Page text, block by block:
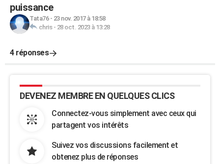
puissance
Tata76- 23 nov. 2017 à 18:58
chris- 28 oct. 2023 à 13:28
4 réponses
DEVENEZ MEMBRE EN QUELQUES CLICS
Connectez-vous simplement avec ceux qui
partagent vos intérêts
Suivez vos discussions facilement et
obtenez plus de réponses